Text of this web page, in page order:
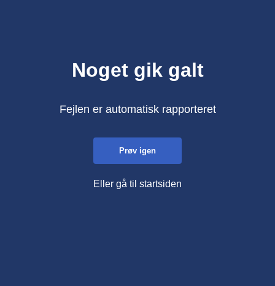
Noget gik galt
Fejlen er automatisk rapporteret
Prøv igen
Eller gå til startsiden